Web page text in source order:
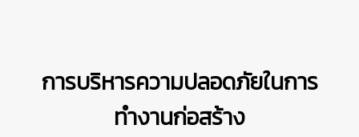
การบริหารความปลอดภัยในการ
ทำงานก่อสร้าง